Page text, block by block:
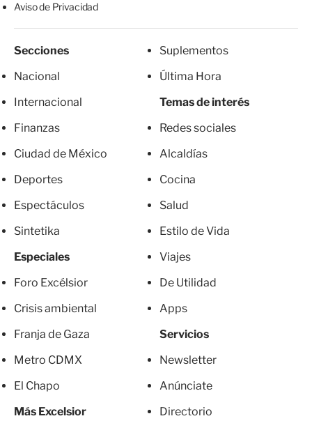
Aviso de Privacidad
Secciones
Nacional
Internacional
Finanzas
Ciudad de México
Deportes
Espectáculos
Sintetika
Especiales
Foro Excélsior
Crisis ambiental
Franja de Gaza
Metro CDMX
El Chapo
Más Excelsior
Suplementos
Última Hora
Temas de interés
Redes sociales
Alcaldías
Cocina
Salud
Estilo de Vida
Viajes
De Utilidad
Apps
Servicios
Newsletter
Anúnciate
Directorio